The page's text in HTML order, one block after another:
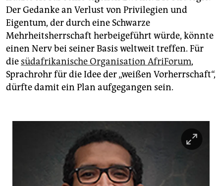
Der Gedanke an Verlust von Privilegien und
Eigentum, der durch eine Schwarze
Mehrheitsherrschaft herbeigeführt würde, könnte
einen Nerv bei seiner Basis weltweit treffen. Für
die südafrikanische Organisation AfriForum,
Sprachrohr für die Idee der „weißen Vorherrschaft“,
dürfte damit ein Plan aufgegangen sein.